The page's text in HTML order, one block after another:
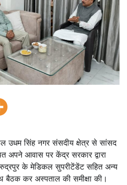
उधम सिंह नगर संसदीय क्षेत्र से सांसद
आवास पर केंद्र सरकार द्वारा
के मेडिकल सुपरीटेंडेंट सहित अन्य
बैठक कर अस्पताल की समीक्षा की।